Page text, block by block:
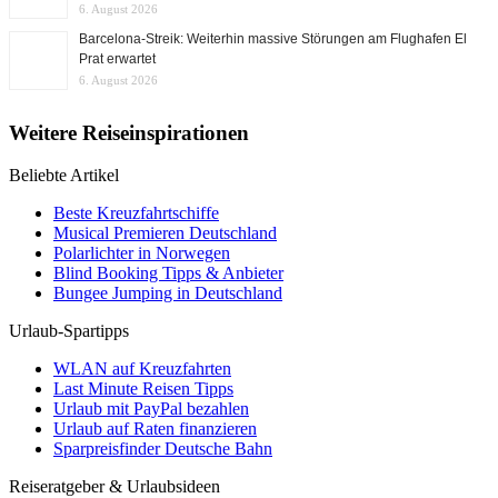
6. August 2026
Barcelona-Streik: Weiterhin massive Störungen am Flughafen El
Prat erwartet
6. August 2026
Weitere Reiseinspirationen
Beliebte Artikel
Beste Kreuzfahrtschiffe
Musical Premieren Deutschland
Polarlichter in Norwegen
Blind Booking Tipps & Anbieter
Bungee Jumping in Deutschland
Urlaub-Spartipps
WLAN auf Kreuzfahrten
Last Minute Reisen Tipps
Urlaub mit PayPal bezahlen
Urlaub auf Raten finanzieren
Sparpreisfinder Deutsche Bahn
Reiseratgeber & Urlaubsideen